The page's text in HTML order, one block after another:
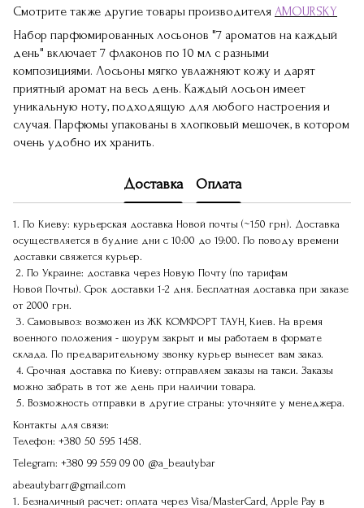
Смотрите также другие товары производителя AMOURSKY
Набор парфюмированных лосьонов "7 ароматов на каждый
день" включает 7 флаконов по 10 мл с разными
композициями. Лосьоны мягко увлажняют кожу и дарят
приятный аромат на весь день. Каждый лосьон имеет
уникальную ноту, подходящую для любого настроения и
случая. Парфюмы упакованы в хлопковый мешочек, в котором
очень удобно их хранить.
Доставка Оплата
1. По Киеву: курьерская доставка Новой почты (~150 грн). Доставка
осуществляется в будние дни с 10:00 до 19:00. По поводу времени
доставки свяжется курьер.
2. По Украине: доставка через Новую Почту (по тарифам
Новой Почты). Срок доставки 1-2 дня. Бесплатная доставка при заказе
от 2000 грн.
3. Самовывоз: возможен из ЖК КОМФОРТ ТАУН, Киев. На время
военного положения - шоурум закрыт и мы работаем в формате
склада. По предварительному звонку курьер вынесет вам заказ.
4. Срочная доставка по Киеву: отправляем заказы на такси. Заказы
можно забрать в тот же день при наличии товара.
5. Возможность отправки в другие страны: уточняйте у менеджера.
Контакты для связи:
Телефон: +380 50 595 1458.
Telegram: +380 99 559 09 00 @a_beautybar
abeautybarr@gmail.com
1. Безналичный расчет: оплата через Visa/MasterCard, Apple Pay в